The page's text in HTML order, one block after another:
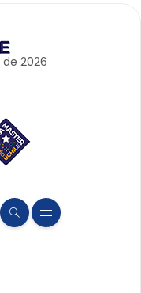
de 2026